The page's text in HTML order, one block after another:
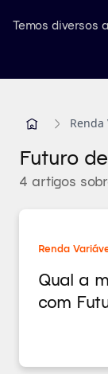
Temos diversos
Renda
Futuro
4 artigos
Renda
Qual a
com